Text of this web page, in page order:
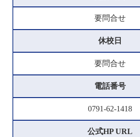
要問合せ
休校日
要問合せ
電話番号
0791-62-1418
公式HP URL